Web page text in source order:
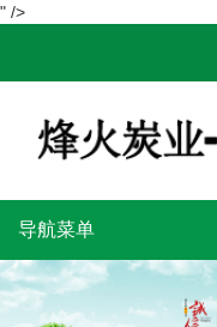
" />
导航菜单